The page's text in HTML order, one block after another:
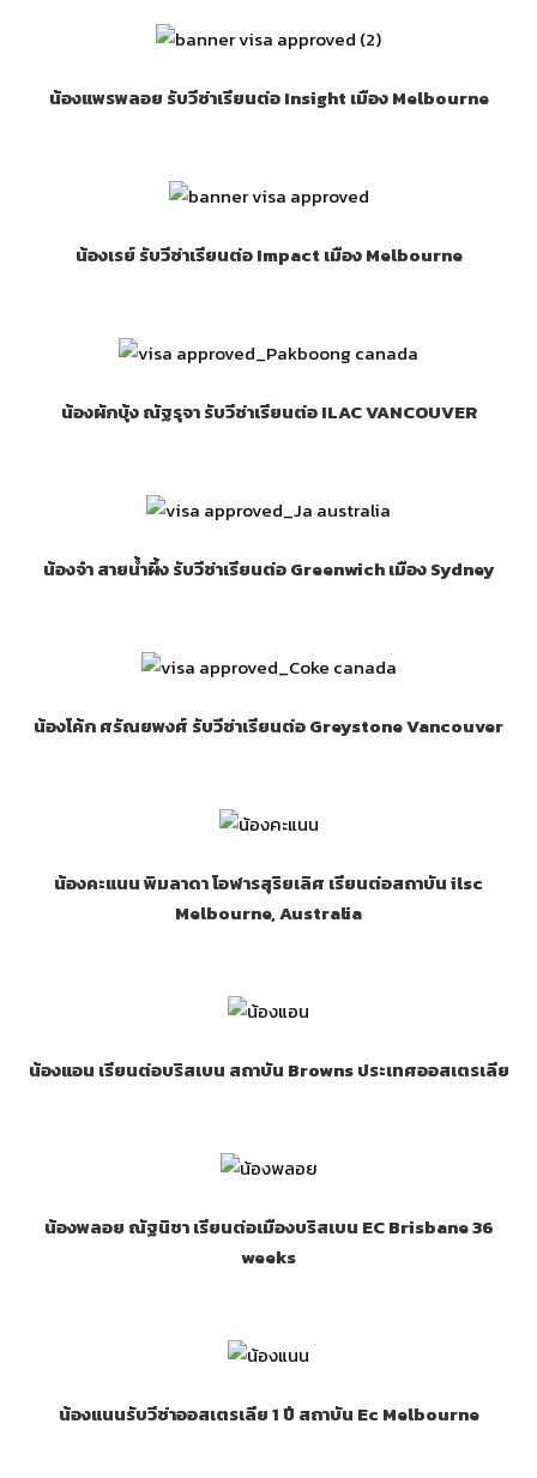
น้องแพรพลอย รับวีซ่าเรียนต่อ Insight เมือง Melbourne
น้องเรย์ รับวีซ่าเรียนต่อ Impact เมือง Melbourne
น้องผักบุ้ง ณัฐรุจา รับวีซ่าเรียนต่อ ILAC VANCOUVER
น้องจ๋า สายน้ำผึ้ง รับวีซ่าเรียนต่อ Greenwich เมือง Sydney
น้องโค้ก ศรัณยพงศ์ รับวีซ่าเรียนต่อ Greystone Vancouver
น้องคะแนน พิมลาดา โอฬารสุริยเลิศ เรียนต่อสถาบัน ilsc
Melbourne, Australia
น้องแอน เรียนต่อบริสเบน สถาบัน Browns ประเทศออสเตรเลีย
น้องพลอย ณัฐนิชา เรียนต่อเมืองบริสเบน EC Brisbane 36
weeks
น้องแนนรับวีซ่าออสเตรเลีย 1 ปี สถาบัน Ec Melbourne